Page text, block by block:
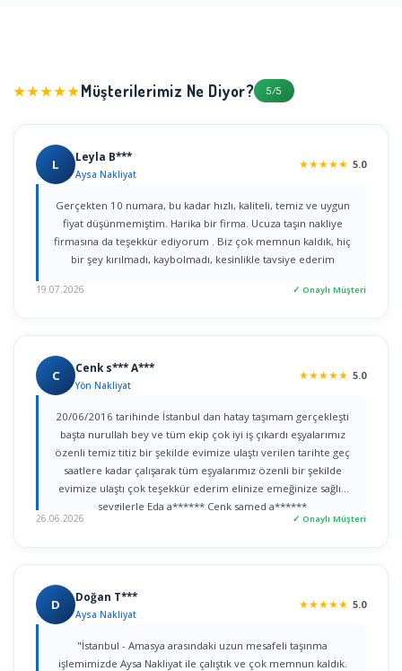
★★★★★Müşterilerimiz Ne Diyor? 5/5
L Leyla B***
Aysa Nakliyat
★★★★★ 5.0
Gerçekten 10 numara, bu kadar hızlı, kaliteli, temiz ve uygun
fiyat düşünmemiştim. Harika bir firma. Ucuza taşın nakliye
firmasına da teşekkür ediyorum . Biz çok memnun kaldık, hiç
bir şey kırılmadı, kaybolmadı, kesinlikle tavsiye ederim
19.07.2026 ✓ Onaylı Müşteri
C Cenk s*** A***
Yön Nakliyat
★★★★★ 5.0
20/06/2016 tarihinde İstanbul dan hatay taşımam gerçekleşti
başta nurullah bey ve tüm ekip çok iyi iş çıkardı eşyalarımız
özenli temiz titiz bir şekilde evimize ulaştı verilen tarihte geç
saatlere kadar çalışarak tüm eşyalarımız özenli bir şekilde
evimize ulaştı çok teşekkür ederim elinize emeğinize sağlık
sevgilerle Eda a****** Cenk samed a******
26.06.2026 ✓ Onaylı Müşteri
D Doğan T***
Aysa Nakliyat
★★★★★ 5.0
"İstanbul - Amasya arasındaki uzun mesafeli taşınma
işlemimizde Aysa Nakliyat ile çalıştık ve çok memnun kaldık.